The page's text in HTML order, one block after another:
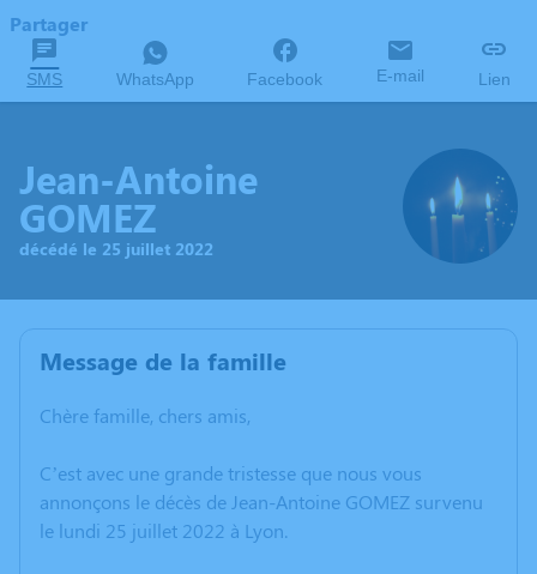
Partager
SMS WhatsApp Facebook E-mail Lien
Jean-Antoine
GOMEZ
décédé le 25 juillet 2022
Message de la famille
Chère famille, chers amis,
C’est avec une grande tristesse que nous vous
annonçons le décès de Jean-Antoine GOMEZ survenu
le lundi 25 juillet 2022 à Lyon.